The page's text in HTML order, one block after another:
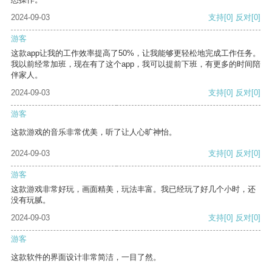
2024-09-03
支持[0] 反对[0]
游客
这款app让我的工作效率提高了50%，让我能够更轻松地完成工作任务。
我以前经常加班，现在有了这个app，我可以提前下班，有更多的时间陪
伴家人。
2024-09-03
支持[0] 反对[0]
游客
这款游戏的音乐非常优美，听了让人心旷神怡。
2024-09-03 支持[0] 反对[0]
游客
这款游戏非常好玩，画面精美，玩法丰富。我已经玩了好几个小时，还
没有玩腻。
2024-09-03
支持[0] 反对[0]
游客
这款软件的界面设计非常简洁，一目了然。